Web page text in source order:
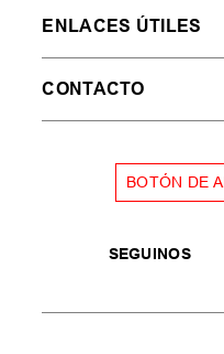
ENLACES ÚTILES
CONTACTO
BOTÓN DE
SEGUINOS